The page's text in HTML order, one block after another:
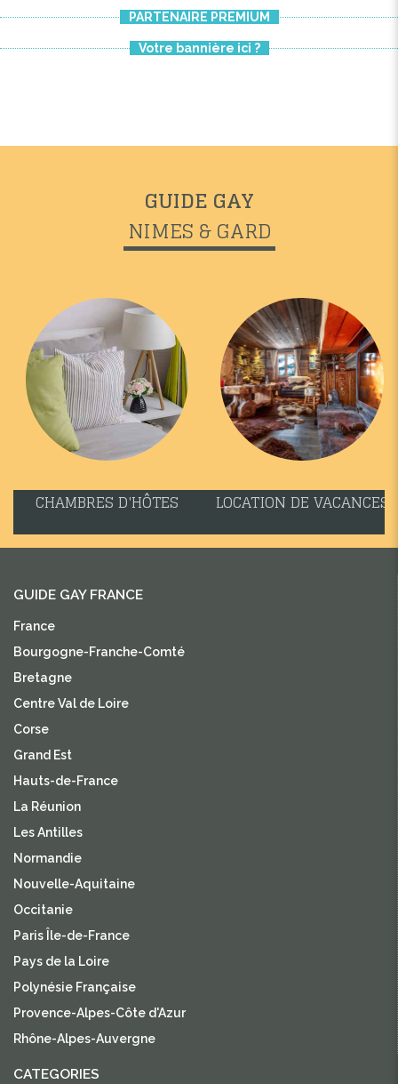
PARTENAIRE PREMIUM
Votre bannière ici ?
GUIDE GAY
NIMES & GARD
CHAMBRES D'HÔTES LOCATION DE VACANCES
GUIDE GAY FRANCE
France
Bourgogne-Franche-Comté
Bretagne
Centre Val de Loire
Corse
Grand Est
Hauts-de-France
La Réunion
Les Antilles
Normandie
Nouvelle-Aquitaine
Occitanie
Paris Île-de-France
Pays de la Loire
Polynésie Française
Provence-Alpes-Côte d'Azur
Rhône-Alpes-Auvergne
CATEGORIES